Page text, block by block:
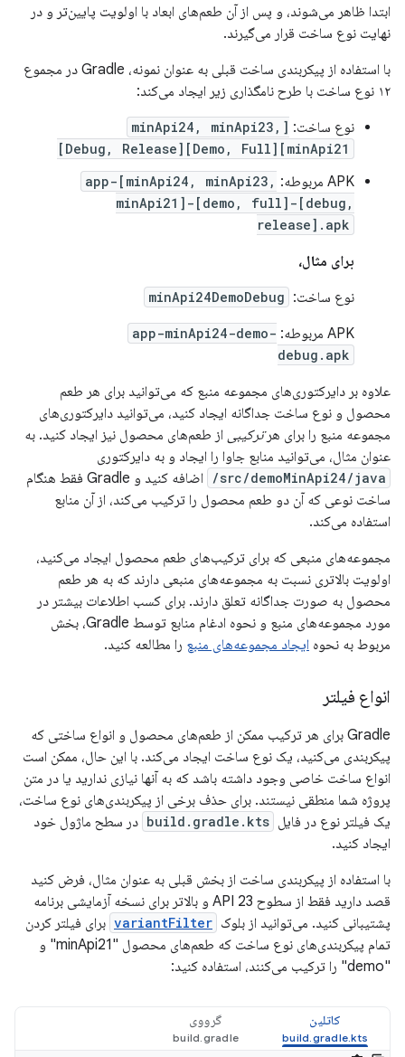
ابتدا ظاهر می‌شوند، و پس از آن طعم‌های ابعاد با اولویت پایین‌تر و در
نهایت نوع ساخت قرار می‌گیرند.
با استفاده از پیکربندی ساخت قبلی به عنوان نمونه، Gradle در مجموع
۱۲ نوع ساخت با طرح نامگذاری زیر ایجاد می‌کند:
نوع ساخت:
[minApi24, minApi23,
minApi21][Demo, Full][Debug, Release]
APK مربوطه:
app-[minApi24, minApi23,
minApi21]-[demo, full]-[debug,
release].apk
برای مثال،
نوع ساخت: minApi24DemoDebug
APK مربوطه:
app-minApi24-demo-
debug.apk
علاوه بر دایرکتوری‌های مجموعه منبع که می‌توانید برای هر طعم
محصول و نوع ساخت جداگانه ایجاد کنید، می‌توانید دایرکتوری‌های
مجموعه منبع را برای هرترکیبی از طعم‌های محصول نیز ایجاد کنید. به
عنوان مثال، می‌توانید منابع جاوا را ایجاد و به دایرکتوری
src/demoMinApi24/java/
اضافه کنید و Gradle فقط هنگام
ساخت نوعی که آن دو طعم محصول را ترکیب می‌کند، از آن منابع
استفاده می‌کند.
مجموعه‌های منبعی که برای ترکیب‌های طعم محصول ایجاد می‌کنید،
اولویت بالاتری نسبت به مجموعه‌های منبعی دارند که به هر طعم
محصول به صورت جداگانه تعلق دارند. برای کسب اطلاعات بیشتر در
مورد مجموعه‌های منبع و نحوه ادغام منابع توسط Gradle، بخش
مربوط به نحوه ایجاد مجموعه‌های منبع را مطالعه کنید.
انواع فیلتر
Gradle برای هر ترکیب ممکن از طعم‌های محصول و انواع ساختی که
پیکربندی می‌کنید، یک نوع ساخت ایجاد می‌کند. با این حال، ممکن است
انواع ساخت خاصی وجود داشته باشد که به آنها نیازی ندارید یا در متن
پروژه شما منطقی نیستند. برای حذف برخی از پیکربندی‌های نوع ساخت،
یک فیلتر نوع در فایل build.gradle.kts در سطح ماژول خود
ایجاد کنید.
با استفاده از پیکربندی ساخت از بخش قبلی به عنوان مثال، فرض کنید
قصد دارید فقط از سطوح API 23 و بالاتر برای نسخه آزمایشی برنامه
پشتیبانی کنید. می‌توانید از بلوک variantFilter برای فیلتر کردن
تمام پیکربندی‌های نوع ساخت که طعم‌های محصول "minApi21" و
"demo" را ترکیب می‌کنند، استفاده کنید:
کاتلین گرووی